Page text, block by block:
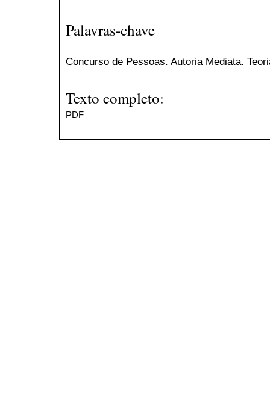
Palavras-chave
Concurso de Pessoas. Autoria Mediata.
Texto completo:
PDF